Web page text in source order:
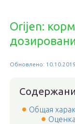
Orijen:
Обновлено: 10.10.2019
Общая